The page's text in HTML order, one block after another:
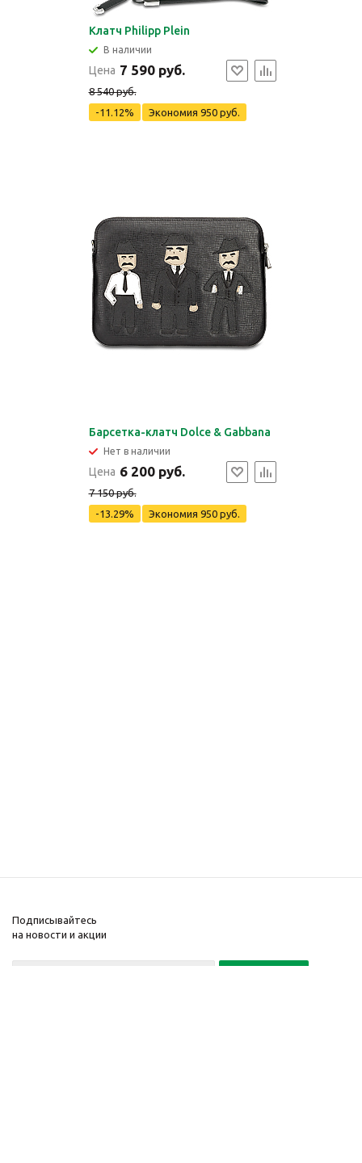
Клатч Philipp Plein
В наличии
Цена 7 590 руб.
8 540 руб.
-11.12%
Экономия 950 руб.
Барсетка-клатч Dolce & Gabbana
Нет в наличии
Цена 6 200 руб.
7 150 руб.
-13.29%
Экономия 950 руб.
Подписывайтесь
на новости и акции